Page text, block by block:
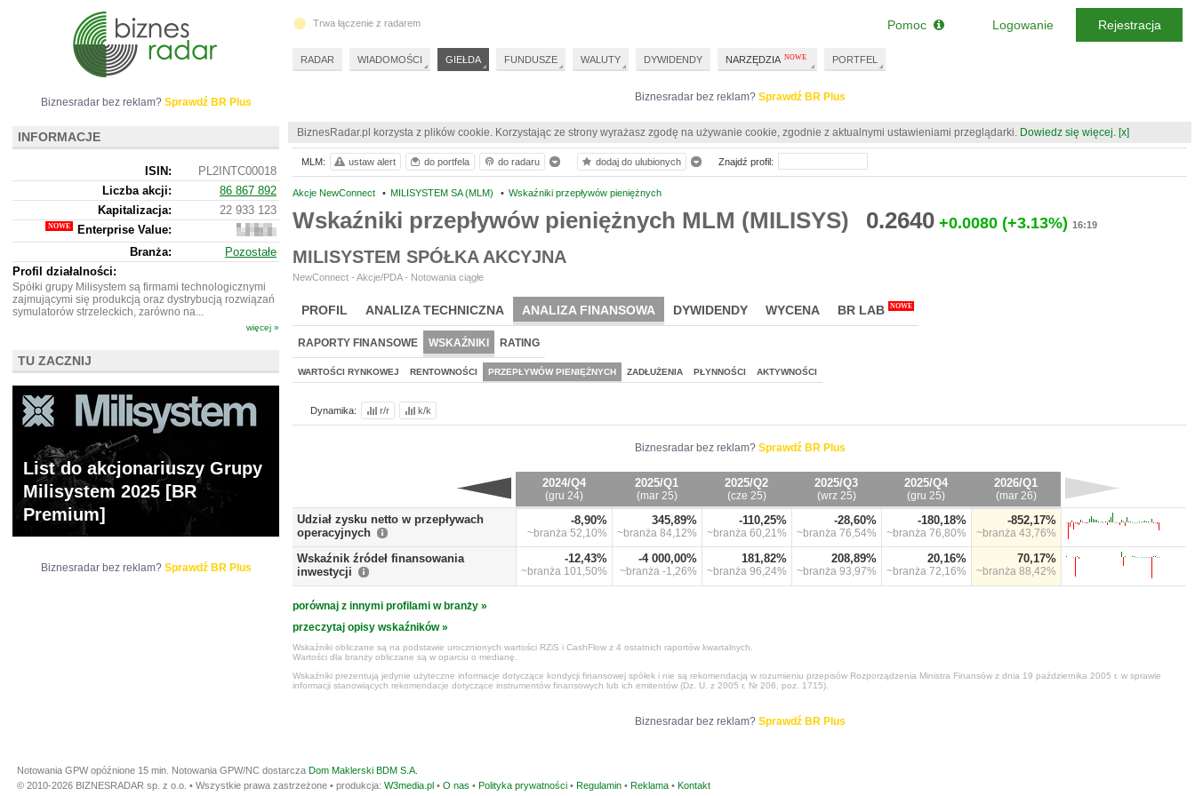
Biznesradar bez reklam? Sprawdź BR Plus
BiznesRadar.pl korzysta z plików cookie. Korzystając ze strony wyrażasz zgodę na używanie cookie, zgodnie z aktualnymi ustawieniami przeglądarki. Dowiedz się więcej. [x]
Akcje NewConnect • MILISYSTEM SA (MLM) • Wskaźniki przepływów pieniężnych
Wskaźniki przepływów pieniężnych MLM (MILISYS) 0.2640 +0.0080 (+3.13%) 16:19
MILISYSTEM SPÓŁKA AKCYJNA
NewConnect - Akcje/PDA - Notowania ciągłe
PROFIL ANALIZA TECHNICZNA ANALIZA FINANSOWA DYWIDENDY WYCENA BR LAB NOWE
RAPORTY FINANSOWE WSKAŹNIKI RATING
WARTOŚCI RYNKOWEJ RENTOWNOŚCI PRZEPŁYWÓW PIENIĘŻNYCH ZADŁUŻENIA PŁYNNOŚCI AKTYWNOŚCI
Dynamika: r/r k/k
Biznesradar bez reklam? Sprawdź BR Plus
2024/Q4
(gru 24)
2025/Q1
(mar 25)
2025/Q2
(cze 25)
2025/Q3
(wrz 25)
2025/Q4
(gru 25)
2026/Q1
(mar 26)
Udział zysku netto w przepływach
operacyjnych
-8,90%
~branża 52,10%
345,89%
~branża 84,12%
-110,25%
~branża 60,21%
-28,60%
~branża 76,54%
-180,18%
~branża 76,80%
-852,17%
~branża 43,76%
Wskaźnik źródeł finansowania
inwestycji
-12,43%
~branża 101,50%
-4 000,00%
~branża -1,26%
181,82%
~branża 96,24%
208,89%
~branża 93,97%
20,16%
~branża 72,16%
70,17%
~branża 88,42%
porównaj z innymi profilami w branży »
przeczytaj opisy wskaźników »
Wskaźniki obliczane są na podstawie urocznionych wartości RZiS i CashFlow z 4 ostatnich raportów kwartalnych.
Wartości dla branży obliczane są w oparciu o medianę.
Wskaźniki prezentują jedynie użyteczne informacje dotyczące kondycji finansowej spółek i nie są rekomendacją w rozumieniu przepisów Rozporządzenia Ministra Finansów z dnia 19 października 2005 r. w sprawie
informacji stanowiących rekomendacje dotyczące instrumentów finansowych lub ich emitentów (Dz. U. z 2005 r. Nr 206, poz. 1715).
Biznesradar bez reklam? Sprawdź BR Plus
MLM: ustaw alert do portfela do radaru dodaj do ulubionych Znajdź profil:
Biznesradar bez reklam? Sprawdź BR Plus
INFORMACJE
ISIN:
PL2INTC00018
Liczba akcji:
86 867 892
Kapitalizacja:
22 933 123
Enterprise Value:
19
970
123
Branża:
Pozostałe
Profil działalności:
Spółki grupy Milisystem są firmami technologicznymi
zajmującymi się produkcją oraz dystrybucją rozwiązań
symulatorów strzeleckich, zarówno na...
więcej »
TU ZACZNIJ
List do akcjonariuszy Grupy
Milisystem 2025 [BR
Premium]
Biznesradar bez reklam? Sprawdź BR Plus
Trwa łączenie z radarem
RADAR WIADOMOŚCI GIEŁDA FUNDUSZE WALUTY DYWIDENDY NARZĘDZIA PORTFEL
Pomoc Logowanie Rejestracja
Notowania GPW opóźnione 15 min. Notowania GPW/NC dostarcza Dom Maklerski BDM S.A.
© 2010-2026 BIZNESRADAR sp. z o.o. • Wszystkie prawa zastrzeżone • produkcja: W3media.pl • O nas • Polityka prywatności • Regulamin • Reklama • Kontakt